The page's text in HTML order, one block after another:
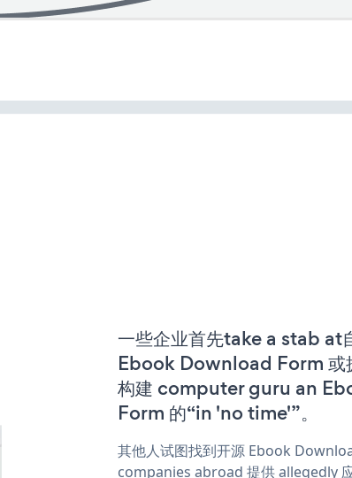
一些企业首先take a stab at
Ebook Download Form 或
构建 computer guru an
Form 的“in 'no time'”。
其他人试图找到开源 Ebook
companies abroad 提供 allegedly